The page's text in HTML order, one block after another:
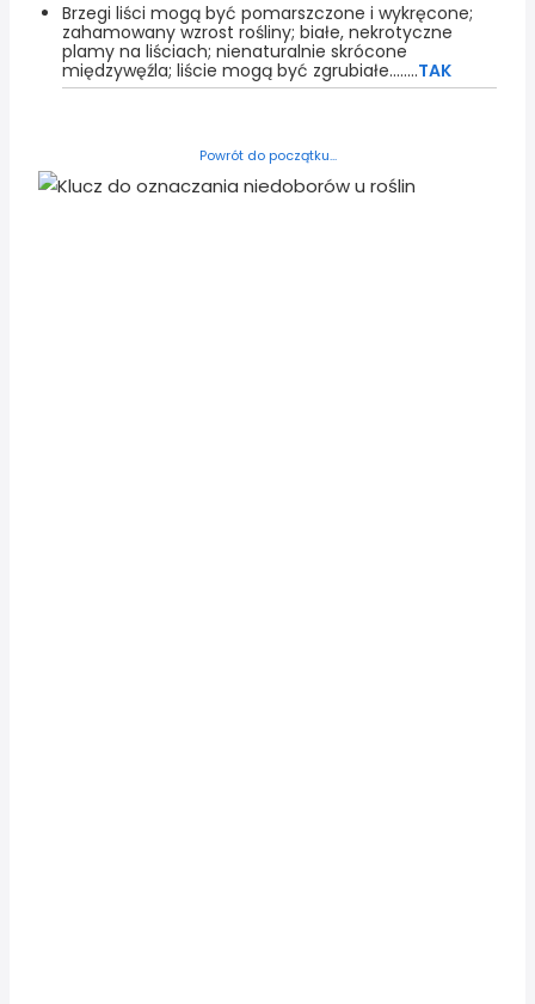
Brzegi liści mogą być pomarszczone i wykręcone;
zahamowany wzrost rośliny; białe, nekrotyczne
plamy na liściach; nienaturalnie skrócone
międzywęźla; liście mogą być zgrubiałe........TAK
Powrót do początku...